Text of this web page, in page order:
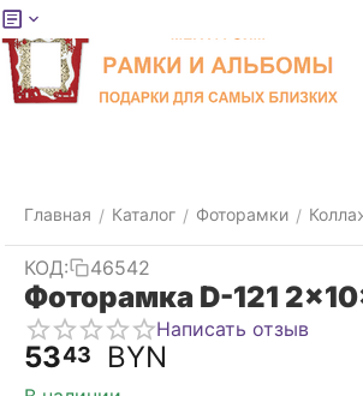
Главная / Каталог / Фоторамки /
КОД: 46542
Фоторамка D-121
Написать отзыв
5343 BYN
Меню
товары